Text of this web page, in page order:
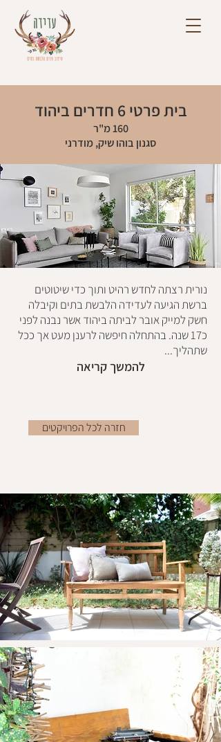
בית פרטי 6 חדרים ביהוד
160 מ"ר
סגנון בוהו שיק, מודרני
נורית רצתה לחדש רהיט ותוך כדי שיטוטים
ברשת הגיעה לעדידה הלבשת בתים וקיבלה
חשק למייק אובר לביתה ביהוד אשר נבנה לפני
כ17 שנה. בהתחלה חיפשה לרענן מעט אך ככל
שתהליך...
להמשך קריאה
חזרה לכל הפרויקטים